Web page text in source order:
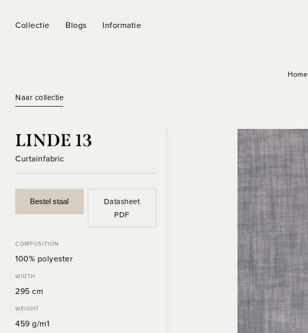
Collectie Blogs Informatie
Home
Naar collectie
LINDE 13
Curtainfabric
Bestel staal
Datasheet
PDF
COMPOSITION
100% polyester
WIDTH
295 cm
WEIGHT
459 g/m1